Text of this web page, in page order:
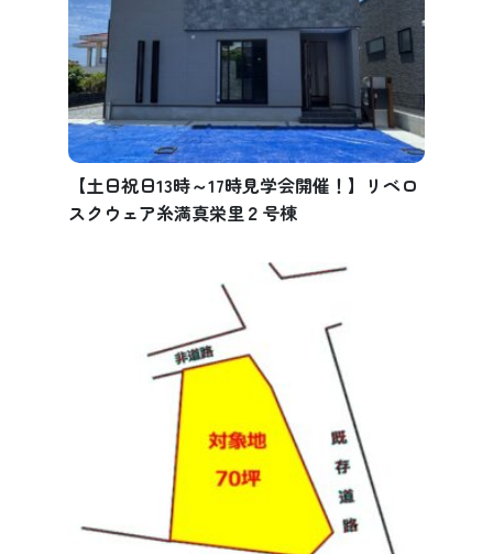
【土日祝日13時～17時見学会開催！】リベロ
スクウェア糸満真栄里２号棟